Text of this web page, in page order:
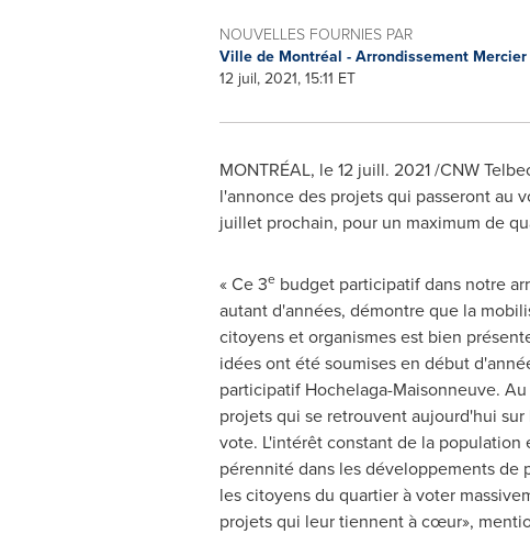
NOUVELLES FOURNIES PAR
Ville de Montréal - Arrondissement
12 juil, 2021, 15:11 ET
MONTRÉAL, le 12 juill. 2021 /CNW
l'annonce des projets qui passeront au
juillet prochain, pour un maximum de
« Ce 3ebudget participatif dans notre
autant d'années, démontre que la
citoyens et organismes est bien
idées ont été soumises en début
participatif Hochelaga-Maisonneuve.
projets qui se retrouvent aujourd'hui
vote. L'intérêt constant de la population
pérennité dans les développements de
les citoyens du quartier à voter
projets qui leur tiennent à cœur»,